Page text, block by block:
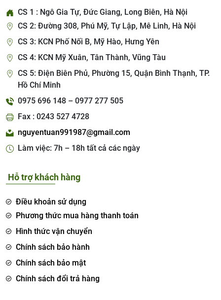
CS 1 : Ngô Gia Tự, Đức Giang, Long Biên, Hà Nội
CS 2: Đường 308, Phú Mỹ, Tự Lập, Mê Linh, Hà Nội
CS 3: KCN Phố Nối B, Mỹ Hào, Hưng Yên
CS 4: KCN Mỹ Xuân, Tân Thành, Vũng Tàu
CS 5: Điện Biên Phủ, Phường 15, Quận Bình Thạnh, TP.
Hồ Chí Minh
0975 696 148 – 0977 277 505
Fax : 0243 527 4728
nguyentuan991987@gmail.com
Làm việc: 7h – 18h tất cả các ngày
Hỗ trợ khách hàng
Điều khoản sử dụng
Phương thức mua hàng thanh toán
Hình thức vận chuyển
Chính sách bảo hành
Chính sách bảo mật
Chính sách đổi trả hàng